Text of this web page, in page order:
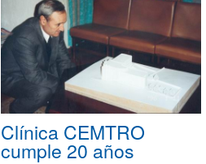
Clínica CEMTRO
cumple 20 años